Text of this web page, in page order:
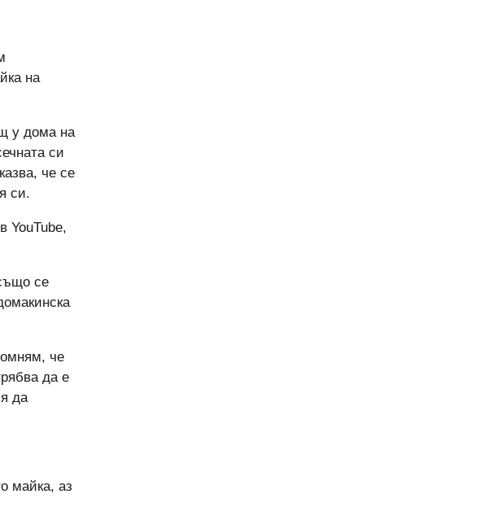
на
у дома на
си
че се
си.
YouTube,
се
че
да е
да
майка, аз